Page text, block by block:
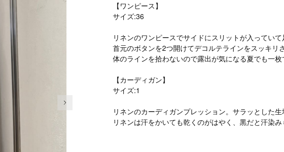
【ワンピース】
サイズ:36
リネンのワンピースでサイドにスリットが入っていて
首元のボタンを2つ開けてデコルテラインをスッキリ
体のラインを拾わないので露出が気になる夏でも一
【カーディガン】
サイズ:1
リネンのカーディガンプレッション。サラッとした生
リネンは汗をかいても乾くのがはやく、黒だと汗染